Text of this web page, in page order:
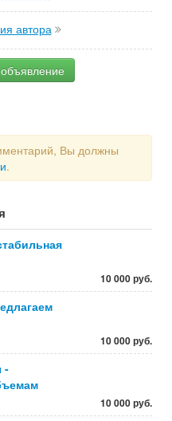
автора
Вы должны
.
10 000 руб.
10 000 руб.
-
10 000 руб.